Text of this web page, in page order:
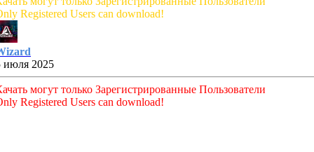
Registered Users can download!
июля 2025
могут только Зарегистрированные Пользователи
Registered Users can download!